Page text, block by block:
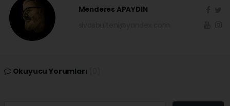
Menderes APAYDIN
Okuyucu Yorumları